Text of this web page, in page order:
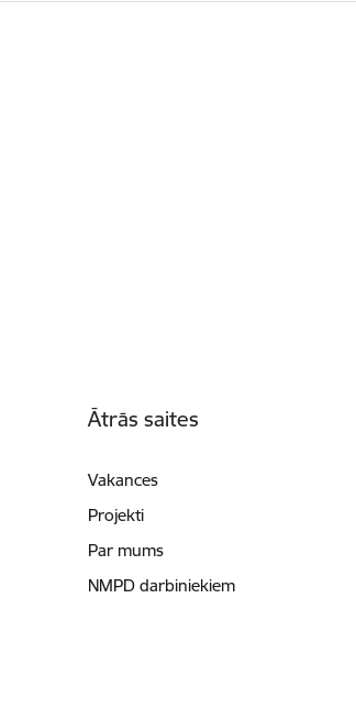
Ātrās saites
Vakances
Projekti
Par mums
NMPD darbiniekiem